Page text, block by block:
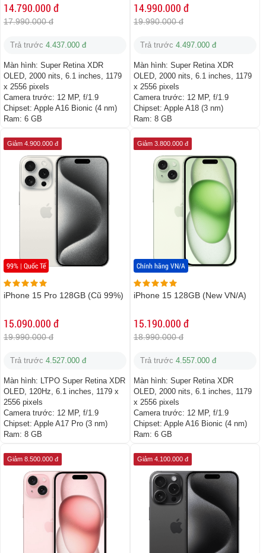
14.790.000 đ
17.990.000 đ
Trả trước 4.437.000 đ
Màn hình: Super Retina XDR
OLED, 2000 nits, 6.1 inches, 1179
x 2556 pixels
Camera trước: 12 MP, f/1.9
Chipset: Apple A16 Bionic (4 nm)
Ram: 6 GB
14.990.000 đ
19.990.000 đ
Trả trước 4.497.000 đ
Màn hình: Super Retina XDR
OLED, 2000 nits, 6.1 inches, 1179
x 2556 pixels
Camera trước: 12 MP, f/1.9
Chipset: Apple A18 (3 nm)
Ram: 8 GB
99% | Quốc Tế
Giảm 4.900.000 đ
iPhone 15 Pro 128GB (Cũ 99%)
15.090.000 đ
19.990.000 đ
Trả trước 4.527.000 đ
Màn hình: LTPO Super Retina XDR
OLED, 120Hz, 6.1 inches, 1179 x
2556 pixels
Camera trước: 12 MP, f/1.9
Chipset: Apple A17 Pro (3 nm)
Ram: 8 GB
Chính hãng VN/A
Giảm 3.800.000 đ
iPhone 15 128GB (New VN/A)
15.190.000 đ
18.990.000 đ
Trả trước 4.557.000 đ
Màn hình: Super Retina XDR
OLED, 2000 nits, 6.1 inches, 1179
x 2556 pixels
Camera trước: 12 MP, f/1.9
Chipset: Apple A16 Bionic (4 nm)
Ram: 6 GB
Giảm 8.500.000 đ Giảm 4.100.000 đ